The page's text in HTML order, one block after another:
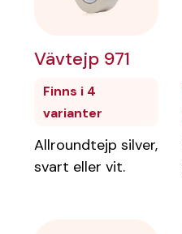
Vävtejp 971
Finns i 4
varianter
Allroundtejp silver,
svart eller vit.